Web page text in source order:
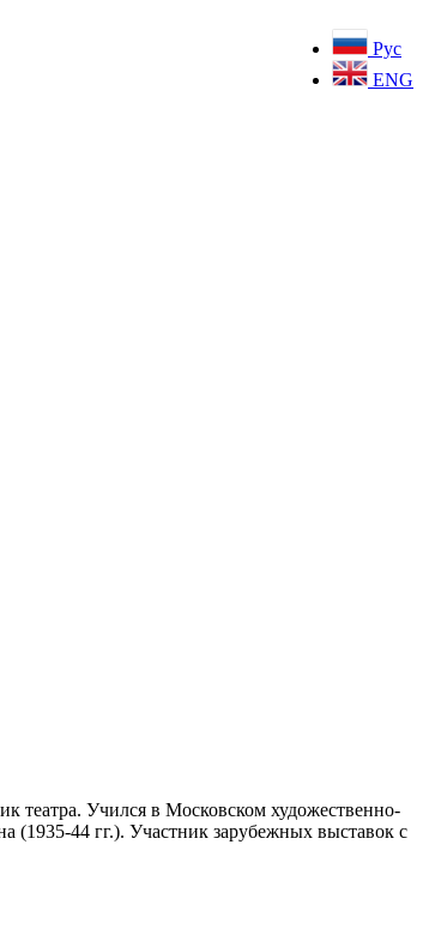
Рус
ENG
Учился в Московском художественно-
44 гг.). Участник зарубежных выставок с